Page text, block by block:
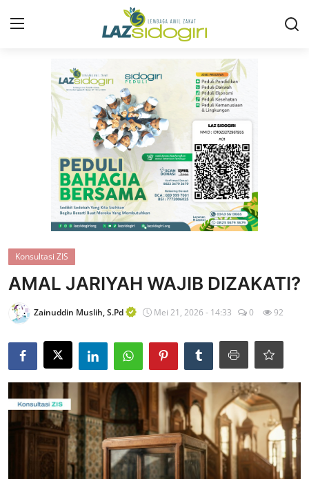
Masuk Daftar
Konsultasi ZIS
Edukasi ZIS
Contact
Majalah
Gallery
Donasi
Konsultasi ZIS
AMAL JARIYAH WAJIB DIZAKATI?
Zainuddin Muslih, S.Pd Mei 21, 2026 - 14:33 0 92